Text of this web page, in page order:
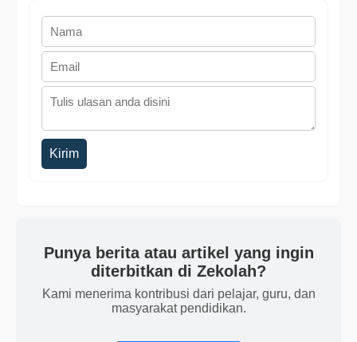
Kirim
Punya berita atau artikel yang ingin
diterbitkan di Zekolah?
Kami menerima kontribusi dari pelajar, guru, dan
masyarakat pendidikan.